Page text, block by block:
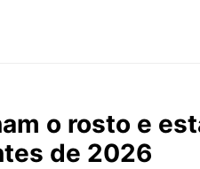
o rosto e
de 2026